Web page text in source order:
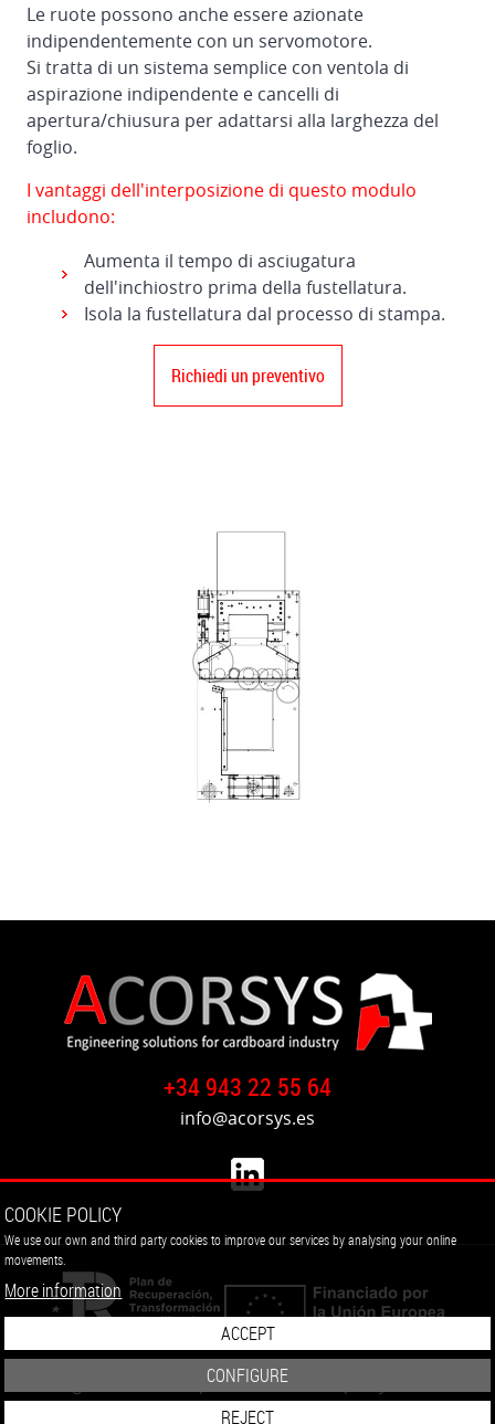
e
fustellatrici
Intermediate
transfer
module
Le ruote possono anche essere azionate
indipendentemente con un servomotore.
Si tratta di un sistema semplice con ventola di
aspirazione indipendente e cancelli di
apertura/chiusura per adattarsi alla larghezza del
foglio.
I vantaggi dell'interposizione di questo modulo
includono:
Aumenta il tempo di asciugatura
dell'inchiostro prima della fustellatura.
Isola la fustellatura dal processo di stampa.
Richiedi un preventivo
+34 943 22 55 64
info@acorsys.es
Data protection
settings
COOKIE POLICY
We use our own and third party cookies to improve our services by analysing your online
movements.
More information
ACCEPT
CONFIGURE
REJECT